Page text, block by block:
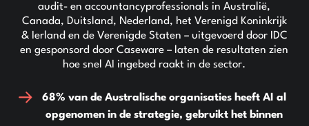
audit- en accountancyprofessionals in Australië,
Canada, Duitsland, Nederland, het Verenigd Koninkrijk
& Ierland en de Verenigde Staten – uitgevoerd door IDC
en gesponsord door Caseware – laten de resultaten zien
hoe snel AI ingebed raakt in de sector.
68% van de Australische organisatiesheeft AI al
opgenomen in de strategie, gebruikt het binnen